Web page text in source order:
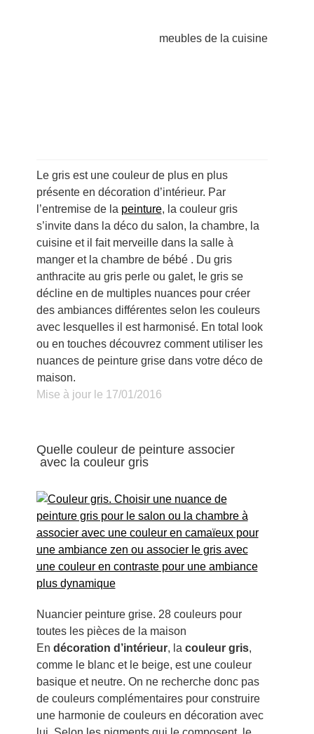
Le gris est une couleur de plus en plus
présente en décoration d’intérieur. Par
l’entremise de la peinture, la couleur gris
s’invite dans la déco du salon, la chambre, la
cuisine et il fait merveille dans la salle à
manger et la chambre de bébé . Du gris
anthracite au gris perle ou galet, le gris se
décline en de multiples nuances pour créer
des ambiances différentes selon les couleurs
avec lesquelles il est harmonisé. En total look
ou en touches découvrez comment utiliser les
nuances de peinture grise dans votre déco de
maison.
Mise à jour le 17/01/2016
Quelle couleur de peinture associer
avec la couleur gris
Nuancier peinture grise. 28 couleurs pour
toutes les pièces de la maison
En décoration d’intérieur, la couleur gris,
comme le blanc et le beige, est une couleur
basique et neutre. On ne recherche donc pas
de couleurs complémentaires pour construire
une harmonie de couleurs en décoration avec